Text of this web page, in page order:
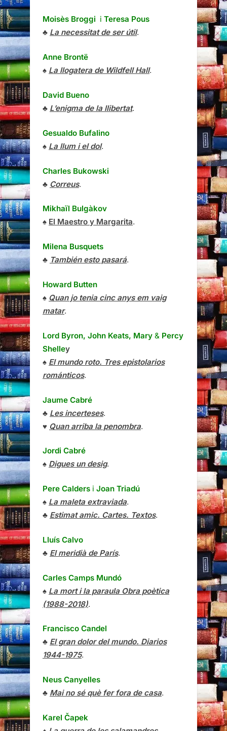
Moisès Broggi i Teresa Pous
♣ La necessitat de ser útil.
Anne Brontë
♠ La llogatera de Wildfell Hall.
David Bueno
♣ L’enigma de la llibertat.
Gesualdo Bufalino
♠ La llum i el dol.
Charles Bukowski
♣ Correus.
Mikhaïl Bulgàkov
♠ El Maestro y Margarita.
Milena Busquets
♣ También esto pasará.
Howard Butten
♠ Quan jo tenia cinc anys em vaig
matar.
Lord Byron, John Keats, Mary & Percy
Shelley
♠ El mundo roto. Tres epistolarios
románticos.
Jaume Cabré
♣ Les incerteses.
♥ Quan arriba la penombra.
Jordi Cabré
♠ Digues un desig.
Pere Calders i Joan Triadú
♠ La maleta extraviada.
♣ Estimat amic. Cartes. Textos.
Lluís Calvo
♣ El meridià de París.
Carles Camps Mundó
♠ La mort i la paraula Obra poètica
(1988-2018).
Francisco Candel
♣ El gran dolor del mundo. Diarios
1944-1975.
Neus Canyelles
♣ Mai no sé què fer fora de casa.
Karel Čapek